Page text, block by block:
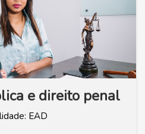
e direito penal
EAD